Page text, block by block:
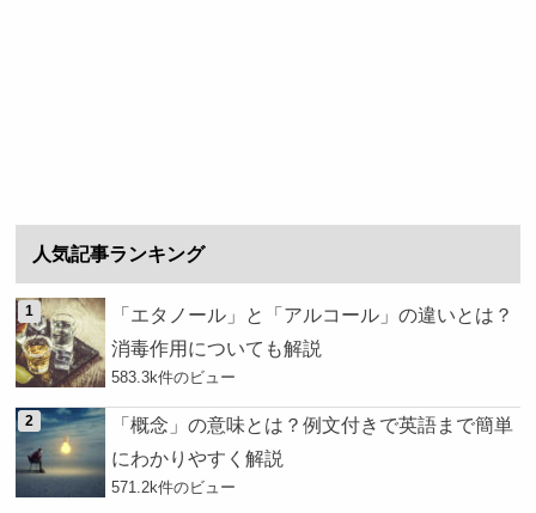
人気記事ランキング
「エタノール」と「アルコール」の違いとは？
消毒作用についても解説
583.3k件のビュー
「概念」の意味とは？例文付きで英語まで簡単
にわかりやすく解説
571.2k件のビュー